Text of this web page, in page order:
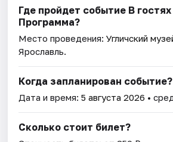
Где пройдет событие В
Программа?
Место проведения:Угличский
Ярославль.
Когда запланирован событие?
Дата и время:5 августа 2026 •
Сколько стоит билет?